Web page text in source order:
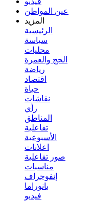
عين المواطن
المزيد
الرئيسية
سياسة
محليات
الحج والعمرة
رياضة
اقتصاد
حياة
نقاشات
رأي
المناطق
تفاعلية
الأسبوعية
اعلانات
صور تفاعلية
مناسبات
إنفوجراف
بانوراما
فيديو